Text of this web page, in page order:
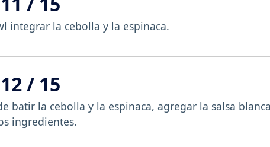
integrar la cebolla y la espinaca.
/ 15
batir la cebolla y la espinaca, agregar la salsa
ingredientes.